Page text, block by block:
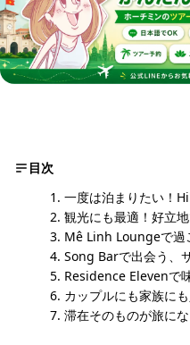
目次
一度は泊まりたい！
観光にも最適！好立
Mê Linh Loungeで過
Song Barで出会う、
Residence Elevenで
カップルにも家族に
滞在そのものが旅に